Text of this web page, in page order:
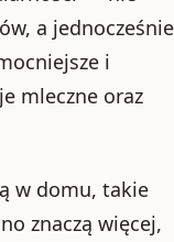
a jednocześnie
i
mleczne oraz
w domu, takie
znaczą więcej,